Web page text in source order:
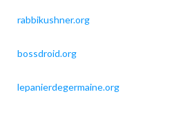
rabbikushner.org
bossdroid.org
lepanierdegermaine.org